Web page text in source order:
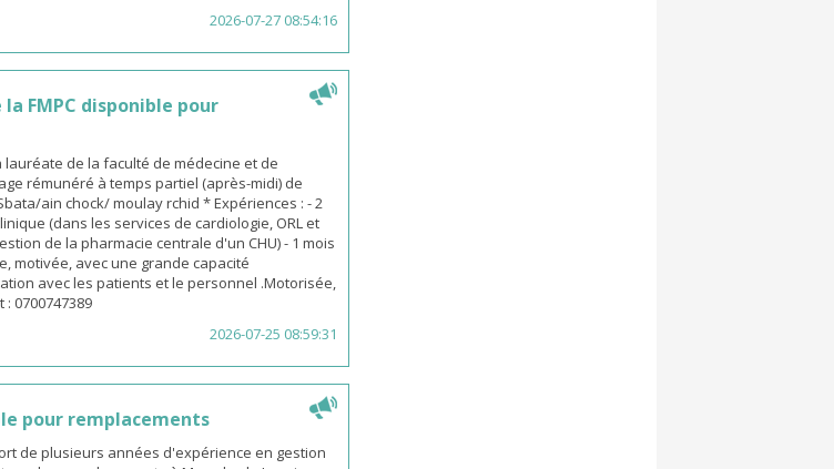
2026-07-27 08:54:16
FMPC disponible pour
de la faculté de médecine et de
rémunéré à temps partiel (après-midi) de
ain chock/ moulay rchid * Expériences : - 2
(dans les services de cardiologie, ORL et
de la pharmacie centrale d'un CHU) - 1 mois
motivée, avec une grande capacité
avec les patients et le personnel .Motorisée,
0700747389
2026-07-25 08:59:31
pour remplacements
de plusieurs années d'expérience en gestion